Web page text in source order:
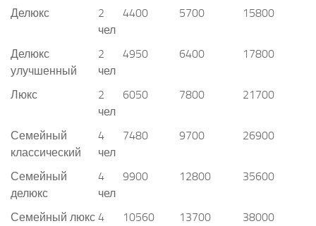
Делюкс
2
чел
4400 5700 15800
Делюкс
улучшенный
2
чел
4950 6400 17800
Люкс
2
чел
6050 7800 21700
Семейный
классический
4
чел
7480 9700 26900
Семейный
делюкс
4
чел
9900 12800 35600
Семейный люкс 4
10560 13700 38000